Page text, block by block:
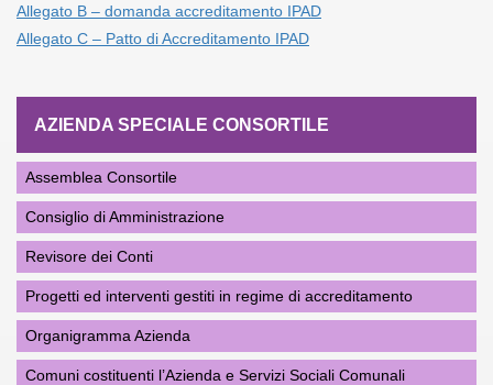
Allegato B – domanda accreditamento IPAD
Allegato C – Patto di Accreditamento IPAD
AZIENDA SPECIALE CONSORTILE
Assemblea Consortile
Consiglio di Amministrazione
Revisore dei Conti
Progetti ed interventi gestiti in regime di accreditamento
Organigramma Azienda
Comuni costituenti l’Azienda e Servizi Sociali Comunali